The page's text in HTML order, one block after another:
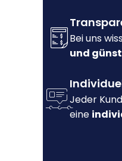
Bei uns
und
Jeder
eine